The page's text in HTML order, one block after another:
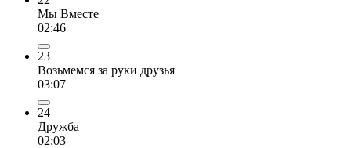
Мы Вместе
02:46
23
Возьмемся за руки друзья
03:07
24
Дружба
02:03